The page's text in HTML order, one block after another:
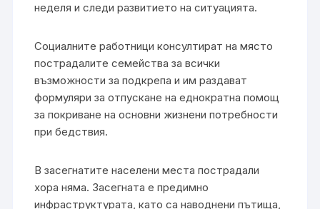
неделя и следи развитието на ситуацията.
Социалните работници консултират на място
пострадалите семейства за всички
възможности за подкрепа и им раздават
формуляри за отпускане на еднократна помощ
за покриване на основни жизнени потребности
при бедствия.
В засегнатите населени места пострадали
хора няма. Засегната е предимно
инфраструктурата, като са наводнени пътища,